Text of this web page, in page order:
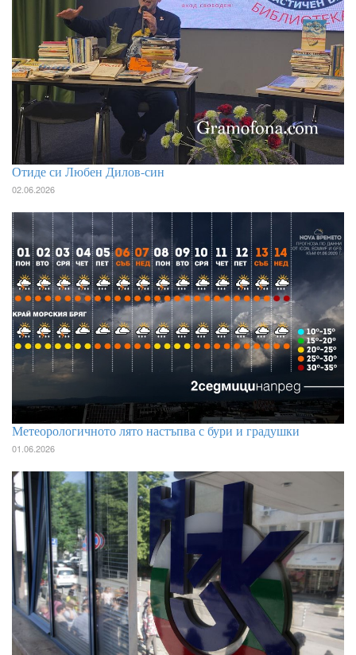
Отиде си Любен Дилов-син
02.06.2026
Метеорологичното лято настъпва с бури и градушки
01.06.2026